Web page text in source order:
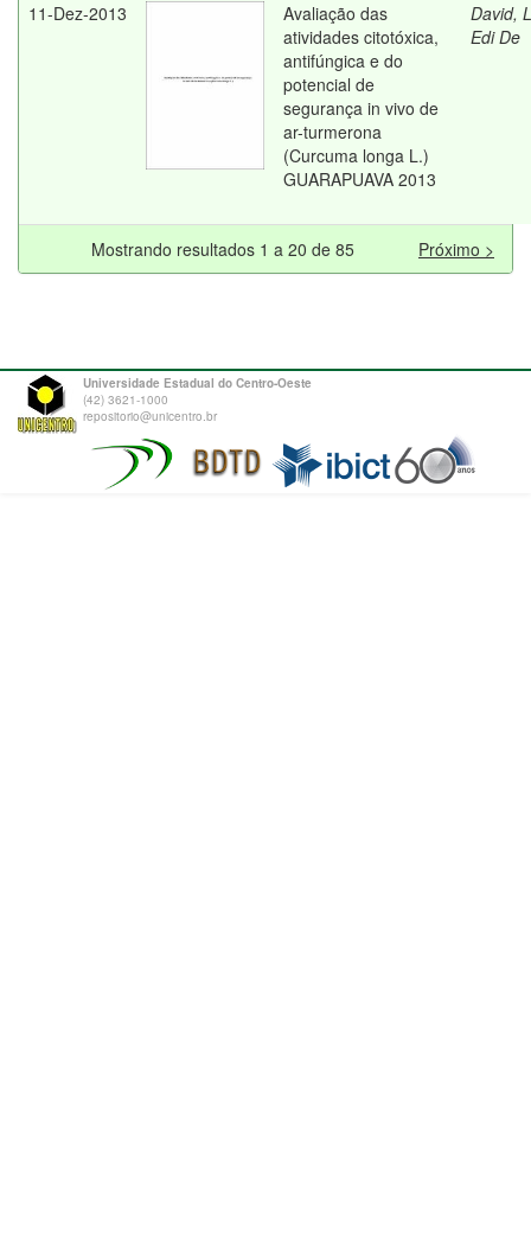
11-Dez-2013
Avaliação das
atividades citotóxica,
antifúngica e do
potencial de
segurança in vivo de
ar-turmerona
(Curcuma longa L.)
GUARAPUAVA 2013
David,
Edi De
Mostrando resultados 1 a 20 de 85 Próximo >
Universidade Estadual do Centro-Oeste
(42) 3621-1000
repositorio@unicentro.br